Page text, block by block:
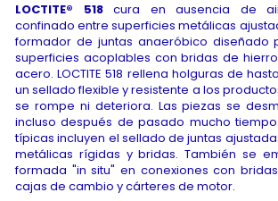
LOCTITE® 518cura en ausencia de
confinado entre superficies metálicas
formador de juntas anaeróbico diseñado
superficies acoplables con bridas de
acero. LOCTITE 518 rellena holguras de
un sellado flexible y resistente a los
se rompe ni deteriora. Las piezas se
incluso después de pasado mucho
típicas incluyen el sellado de juntas
metálicas rígidas y bridas. También se
formada "in situ" en conexiones con
cajas de cambio y cárteres de motor.